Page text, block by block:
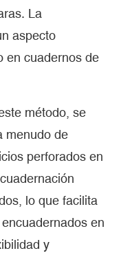
La
aspecto
en cuadernos de
método, se
menudo de
perforados en
lo que facilita
en
y